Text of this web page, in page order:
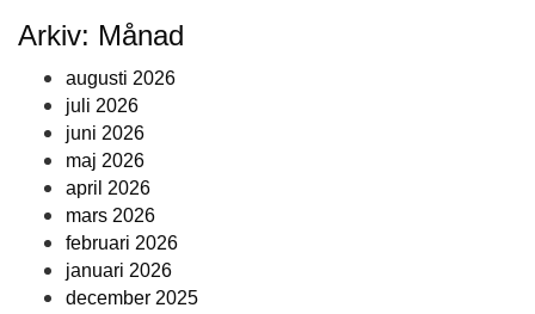
Arkiv: Månad
augusti 2026
juli 2026
juni 2026
maj 2026
april 2026
mars 2026
februari 2026
januari 2026
december 2025